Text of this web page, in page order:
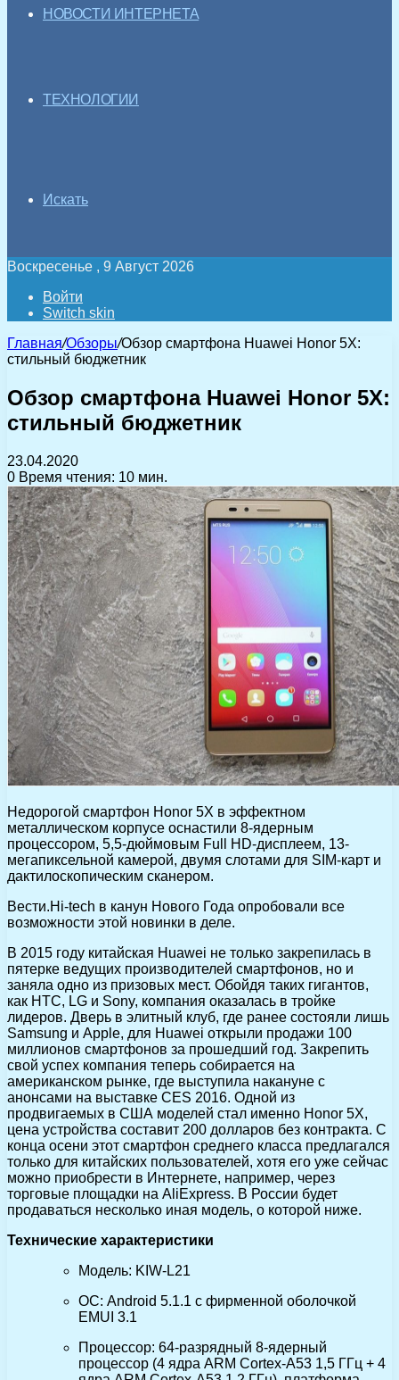
НОВОСТИ ИНТЕРНЕТА
ТЕХНОЛОГИИ
Искать
Воскресенье , 9 Август 2026
Войти
Switch skin
Главная/Обзоры/Обзор смартфона Huawei Honor 5X:
стильный бюджетник
Обзор смартфона Huawei Honor 5X:
стильный бюджетник
23.04.2020
0 Время чтения: 10 мин.
Недорогой смартфон Honor 5X в эффектном
металлическом корпусе оснастили 8-ядерным
процессором, 5,5-дюймовым Full HD-дисплеем, 13-
мегапиксельной камерой, двумя слотами для SIM-карт и
дактилоскопическим сканером.
Вести.Hi-tech в канун Нового Года опробовали все
возможности этой новинки в деле.
В 2015 году китайская Huawei не только закрепилась в
пятерке ведущих производителей смартфонов, но и
заняла одно из призовых мест. Обойдя таких гигантов,
как HTC, LG и Sony, компания оказалась в тройке
лидеров. Дверь в элитный клуб, где ранее состояли лишь
Samsung и Apple, для Huawei открыли продажи 100
миллионов смартфонов за прошедший год. Закрепить
свой успех компания теперь собирается на
американском рынке, где выступила накануне с
анонсами на выставке CES 2016. Одной из
продвигаемых в США моделей стал именно Honor 5X,
цена устройства составит 200 долларов без контракта. С
конца осени этот смартфон среднего класса предлагался
только для китайских пользователей, хотя его уже сейчас
можно приобрести в Интернете, например, через
торговые площадки на AliExpress. В России будет
продаваться несколько иная модель, о которой ниже.
Технические характеристики
Модель: KIW-L21
ОС: Android 5.1.1 с фирменной оболочкой
EMUI 3.1
Процессор: 64-разрядный 8-ядерный
процессор (4 ядра ARM Cortex-A53 1,5 ГГц + 4